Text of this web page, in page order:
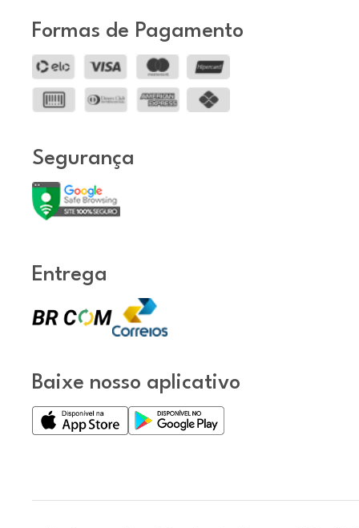
Formas de Pagamento
Segurança
Entrega
Baixe nosso aplicativo